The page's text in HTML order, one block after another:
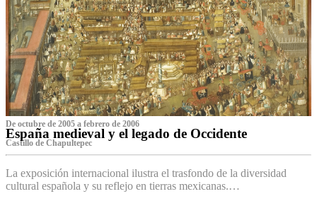
De octubre de 2005 a febrero de 2006
España medieval y el legado de Occidente
Castillo de Chapultepec
La exposición internacional ilustra el trasfondo de la diversidad
cultural española y su reflejo en tierras mexicanas.…